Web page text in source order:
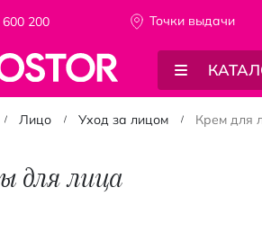
200 Точки выдачи
Лицо Уход за лицом Крем для
для лица